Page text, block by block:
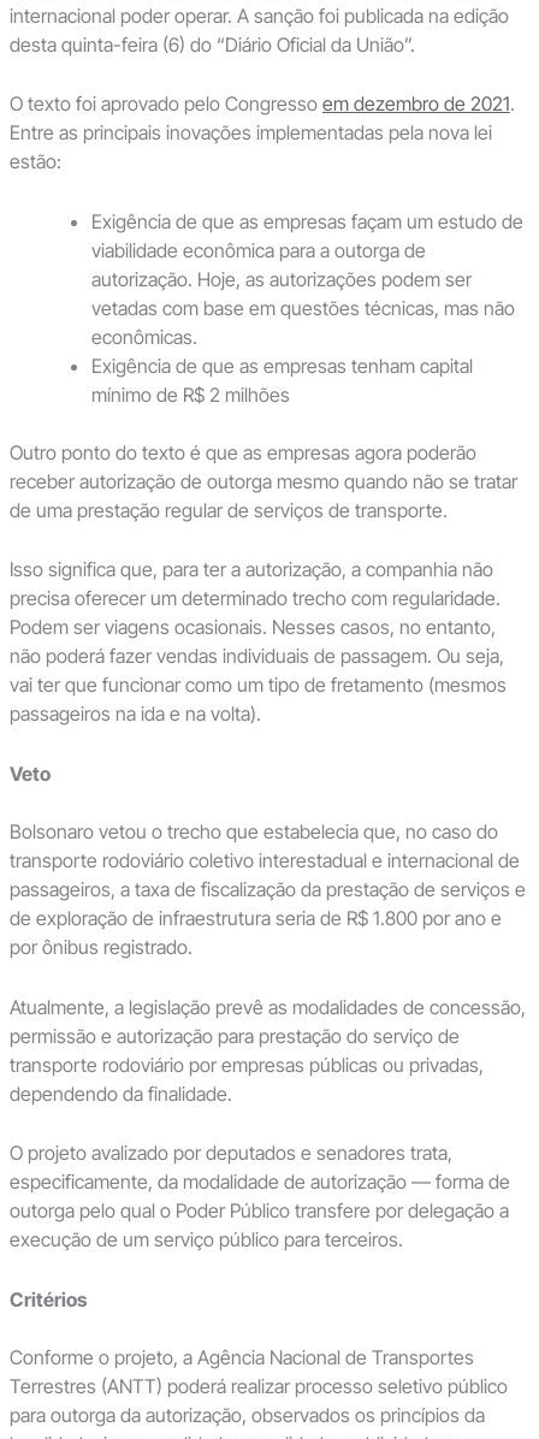
internacional poder operar. A sanção foi publicada na edição
desta quinta-feira (6) do “Diário Oficial da União”.
O texto foi aprovado pelo Congresso em dezembro de 2021.
Entre as principais inovações implementadas pela nova lei
estão:
Exigência de que as empresas façam um estudo de
viabilidade econômica para a outorga de
autorização. Hoje, as autorizações podem ser
vetadas com base em questões técnicas, mas não
econômicas.
Exigência de que as empresas tenham capital
mínimo de R$ 2 milhões
Outro ponto do texto é que as empresas agora poderão
receber autorização de outorga mesmo quando não se tratar
de uma prestação regular de serviços de transporte.
Isso significa que, para ter a autorização, a companhia não
precisa oferecer um determinado trecho com regularidade.
Podem ser viagens ocasionais. Nesses casos, no entanto,
não poderá fazer vendas individuais de passagem. Ou seja,
vai ter que funcionar como um tipo de fretamento (mesmos
passageiros na ida e na volta).
Veto
Bolsonaro vetou o trecho que estabelecia que, no caso do
transporte rodoviário coletivo interestadual e internacional de
passageiros, a taxa de fiscalização da prestação de serviços e
de exploração de infraestrutura seria de R$ 1.800 por ano e
por ônibus registrado.
Atualmente, a legislação prevê as modalidades de concessão,
permissão e autorização para prestação do serviço de
transporte rodoviário por empresas públicas ou privadas,
dependendo da finalidade.
O projeto avalizado por deputados e senadores trata,
especificamente, da modalidade de autorização — forma de
outorga pelo qual o Poder Público transfere por delegação a
execução de um serviço público para terceiros.
Critérios
Conforme o projeto, a Agência Nacional de Transportes
Terrestres (ANTT) poderá realizar processo seletivo público
para outorga da autorização, observados os princípios da